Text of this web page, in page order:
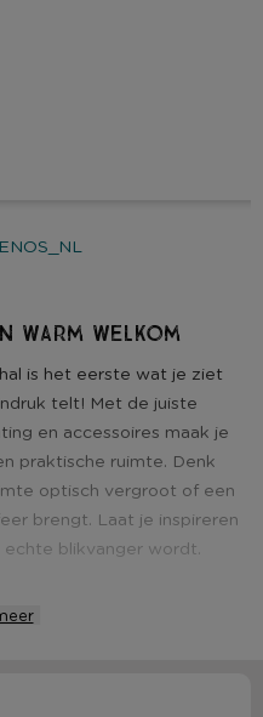
warm welkom
is het eerste wat je ziet
telt! Met de juiste
en accessoires maak je
praktische ruimte. Denk
optisch vergroot of een
brengt. Laat je inspireren
blikvanger wordt.